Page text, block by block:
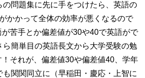
の問題集に先に手をつけたら、英語の
かかって全体の効率が悪くなるので
苦手とか偏差値が30や40で英語がで
ら簡単目の英語長文から大学受験の勉
それが、偏差値30や偏差値40、学年
関関同立に（早稲田・慶応・上智に